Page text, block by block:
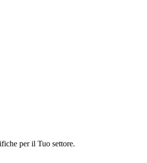
per il Tuo settore.